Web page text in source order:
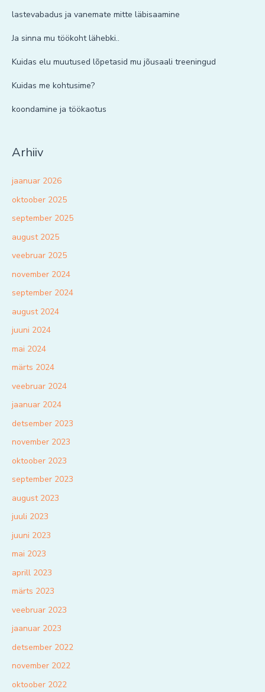
lastevabadus ja vanemate mitte läbisaamine
Ja sinna mu töökoht lähebki..
Kuidas elu muutused lõpetasid mu jõusaali treeningud
Kuidas me kohtusime?
koondamine ja töökaotus
Arhiiv
jaanuar 2026
oktoober 2025
september 2025
august 2025
veebruar 2025
november 2024
september 2024
august 2024
juuni 2024
mai 2024
märts 2024
veebruar 2024
jaanuar 2024
detsember 2023
november 2023
oktoober 2023
september 2023
august 2023
juuli 2023
juuni 2023
mai 2023
aprill 2023
märts 2023
veebruar 2023
jaanuar 2023
detsember 2022
november 2022
oktoober 2022